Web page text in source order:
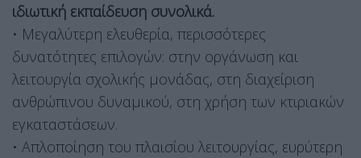
ιδιωτική εκπαίδευση συνολικά.
• Μεγαλύτερη ελευθερία, περισσότερες
δυνατότητες επιλογών: στην οργάνωση και
λειτουργία σχολικής μονάδας, στη διαχείριση
ανθρώπινου δυναμικού, στη χρήση των κτιριακών
εγκαταστάσεων.
• Απλοποίηση του πλαισίου λειτουργίας, ευρύτερη